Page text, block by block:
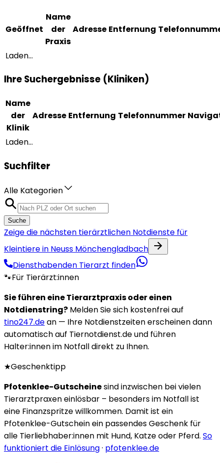
Geöffnet
Name
der
Praxis
Adresse Entfernung
Laden...
Ihre Suchergebnisse (Kliniken)
Name
der
Klinik
Adresse Entfernung Telefonnummer
Laden...
Suchfilter
Alle Kategorien
Suche
Zeige die nächsten tierärztlichen Notdienste für
Kleintiere in Neuss Mönchengladbach
Diensthabenden Tierarzt finden
🐾Für Tierärzt:innen
Sie führen eine Tierarztpraxis oder einen
Notdienstring? Melden Sie sich kostenfrei auf
tino247.dean — Ihre Notdienstzeiten erscheinen dann
automatisch auf Tiernotdienst.de und führen
Halter:innen im Notfall direkt zu Ihnen.
★Geschenktipp
Pfotenklee-Gutscheinesind inzwischen bei vielen
Tierarztpraxen einlösbar – besonders im Notfall ist
eine Finanzspritze willkommen. Damit ist ein
Pfotenklee-Gutschein ein passendes Geschenk für
alle Tierliebhaber:innen mit Hund, Katze oder Pferd. So
funktioniert die Einlösung· pfotenklee.de